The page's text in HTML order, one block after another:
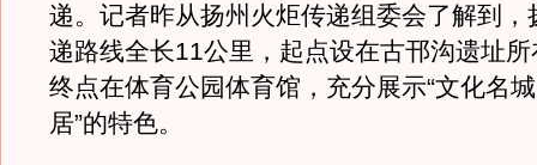
递。记者昨从扬州火炬传递组委会了解到，
递路线全长11公里，起点设在古邗沟遗址
终点在体育公园体育馆，充分展示“文化名
居”的特色。